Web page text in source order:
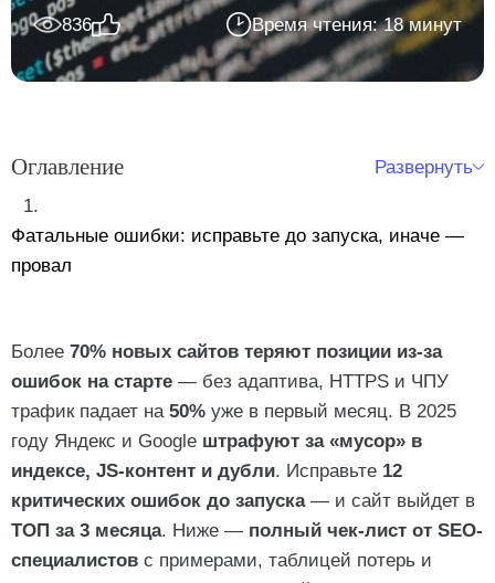
836 Время чтения: 18 минут
Оглавление Развернуть
Фатальные ошибки: исправьте до запуска, иначе —
провал
3. HTTP вместо HTTPS
4. Контент в JavaScript
5. Robots.txt индексирует мусор
6. Шаблонные мета-теги
Важные ошибки: не убьют, но тянут вниз
7. Нет микроразметки Schema.org
8. Нет фавикона
9. Унылая 404-страница
Чек-лист: сайт готов к SEO и запуску
Реальные кейсы: как ошибки крадут трафик
Более 70% новых сайтов теряют позиции из-за
ошибок на старте — без адаптива, HTTPS и ЧПУ
трафик падает на 50% уже в первый месяц. В 2025
году Яндекс и Google штрафуют за «мусор» в
индексе, JS-контент и дубли. Исправьте 12
критических ошибок до запуска— и сайт выйдет в
ТОП за 3 месяца. Ниже — полный чек-лист от SEO-
специалистов с примерами, таблицей потерь и